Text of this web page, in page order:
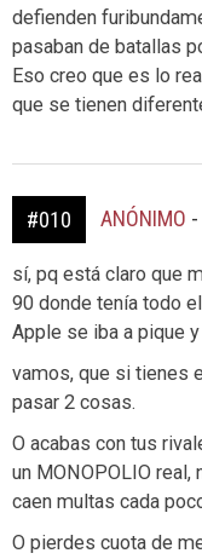
defienden
pasaban de batallas
Eso creo que es lo
que se tienen
#010 ANÓNIMO -
sí, pq está claro que
90 donde tenía todo
Apple se iba a pique
vamos, que si tienes
pasar 2 cosas.
O acabas con tus
un MONOPOLIO real,
caen multas cada
O pierdes cuota de